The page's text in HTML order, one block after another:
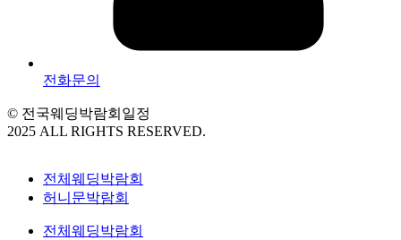
전화문의
© 전국웨딩박람회일정
2025 ALL RIGHTS RESERVED.
전체웨딩박람회
허니문박람회
전체웨딩박람회